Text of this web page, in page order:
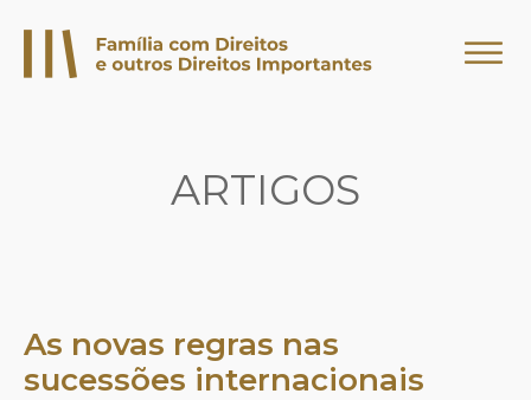
ARTIGOS
As novas regras nas
sucessões internacionais